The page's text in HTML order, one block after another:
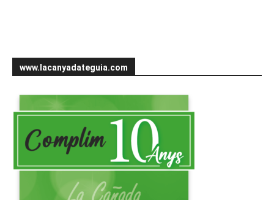
www.lacanyadateguia.com